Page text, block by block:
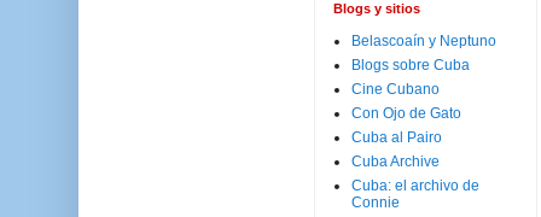
Blogs y sitios
Belascoaín y Neptuno
Blogs sobre Cuba
Cine Cubano
Con Ojo de Gato
Cuba al Pairo
Cuba Archive
Cuba: el archivo de
Connie